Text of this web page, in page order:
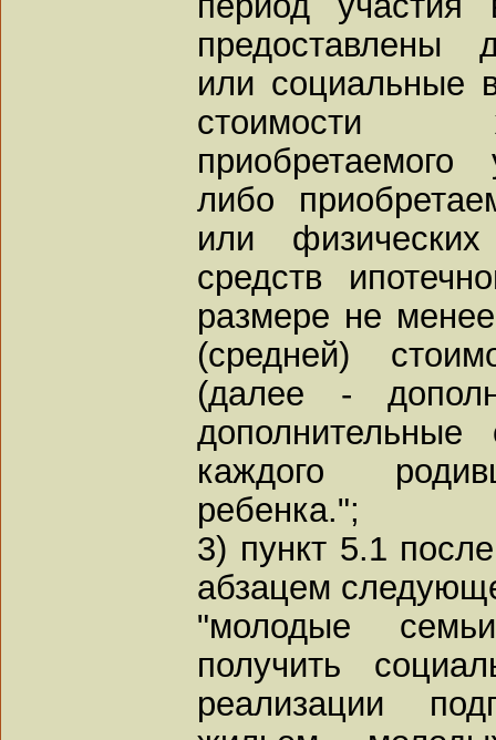
предоставлены
или социальные
стоимости
либо
или
средств
размере не
(средней)
(далее -
каждого
ребенка.";
3) пункт 5.1
абзацем
"молодые
получить
реализации